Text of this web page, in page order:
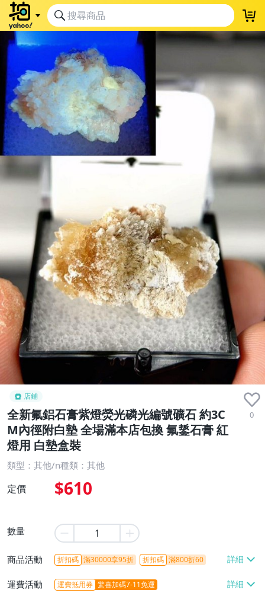
店鋪
全新氟鋁石膏紫燈熒光磷光編號礦石 約3C
M內徑附白墊 全場滿本店包換 氟鋬石膏 紅
燈用 白墊盒裝
0
類型：其他/n種類：其他
定價 $610
數量
商品活動 折扣碼 滿30000享95折 折扣碼 滿800折60
運費活動 運費抵用券 驚喜加碼7-11免運